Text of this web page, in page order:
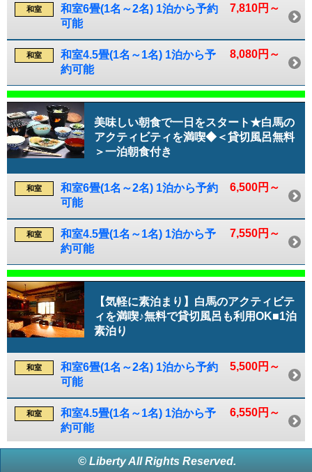
7,810円～
和室
和室6畳(1名～2名) 1泊から予約
可能
8,080円～
和室
和室4.5畳(1名～1名) 1泊から予
約可能
美味しい朝食で一日をスタート★白馬の
アクティビティを満喫◆＜貸切風呂無料
＞一泊朝食付き
6,500円～
和室
和室6畳(1名～2名) 1泊から予約
可能
7,550円～
和室
和室4.5畳(1名～1名) 1泊から予
約可能
【気軽に素泊まり】白馬のアクティビテ
ィを満喫♪無料で貸切風呂も利用OK■1泊
素泊り
5,500円～
和室
和室6畳(1名～2名) 1泊から予約
可能
6,550円～
和室
和室4.5畳(1名～1名) 1泊から予
約可能
© Liberty All Rights Reserved.